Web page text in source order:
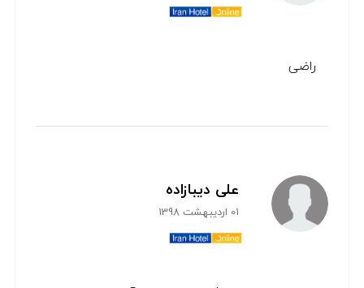
راضی
علی دیبازاده
01 اردیبهشت 1398